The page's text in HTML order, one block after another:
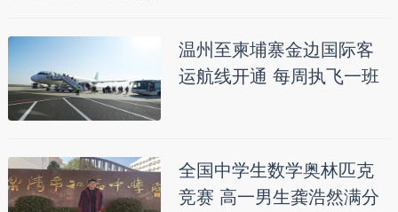
温州至柬埔寨金边国际客
运航线开通 每周执飞一班
全国中学生数学奥林匹克
竞赛 高一男生龚浩然满分